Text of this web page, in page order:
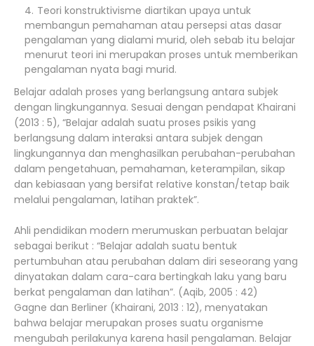
Teori konstruktivisme diartikan upaya untuk
membangun pemahaman atau persepsi atas dasar
pengalaman yang dialami murid, oleh sebab itu belajar
menurut teori ini merupakan proses untuk memberikan
pengalaman nyata bagi murid.
Belajar adalah proses yang berlangsung antara subjek
dengan lingkungannya. Sesuai dengan pendapat Khairani
(2013 : 5), “Belajar adalah suatu proses psikis yang
berlangsung dalam interaksi antara subjek dengan
lingkungannya dan menghasilkan perubahan-perubahan
dalam pengetahuan, pemahaman, keterampilan, sikap
dan kebiasaan yang bersifat relative konstan/tetap baik
melalui pengalaman, latihan praktek”.
Ahli pendidikan modern merumuskan perbuatan belajar
sebagai berikut : “Belajar adalah suatu bentuk
pertumbuhan atau perubahan dalam diri seseorang yang
dinyatakan dalam cara-cara bertingkah laku yang baru
berkat pengalaman dan latihan”. (Aqib, 2005 : 42)
Gagne dan Berliner (Khairani, 2013 : 12), menyatakan
bahwa belajar merupakan proses suatu organisme
mengubah perilakunya karena hasil pengalaman. Belajar